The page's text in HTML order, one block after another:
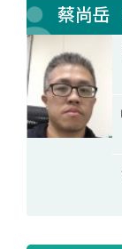
蔡尚岳